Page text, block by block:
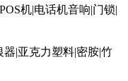
机|电话机音响|门锁|
|亚克力塑料|密胺|竹